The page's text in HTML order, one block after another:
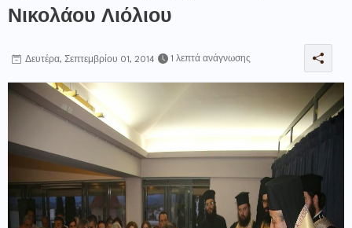
Νικολάου Λιόλιου
Δευτέρα, Σεπτεμβρίου 01, 2014 1 λεπτά ανάγνωσης